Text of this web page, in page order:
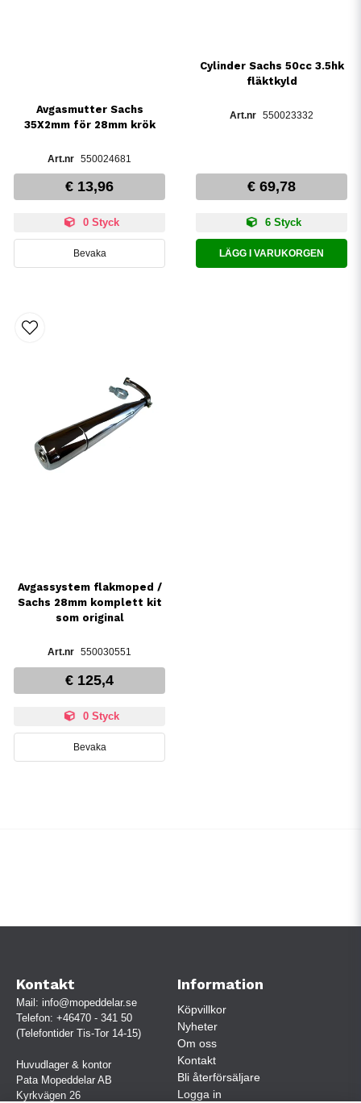
Avgasmutter Sachs
35X2mm för 28mm krök
550024681
€ 13,96
0 Styck
Bevaka
Cylinder Sachs 50cc 3.5hk
fläktkyld
550023332
€ 69,78
6 Styck
LÄGG I VARUKORGEN
Avgassystem flakmoped /
Sachs 28mm komplett kit
som original
550030551
€ 125,4
0 Styck
Bevaka
Kontakt
Mail: info@mopeddelar.se
Telefon: +46470 - 341 50
(Telefontider Tis-Tor 14-15)
Huvudlager & kontor
Pata Mopeddelar AB
Kyrkvägen 26
Information
Köpvillkor
Nyheter
Om oss
Kontakt
Bli återförsäljare
Logga in